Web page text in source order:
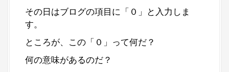
その日はブログの項目に「０」と入力しま
す。
ところが、この「０」って何だ？
何の意味があるのだ？